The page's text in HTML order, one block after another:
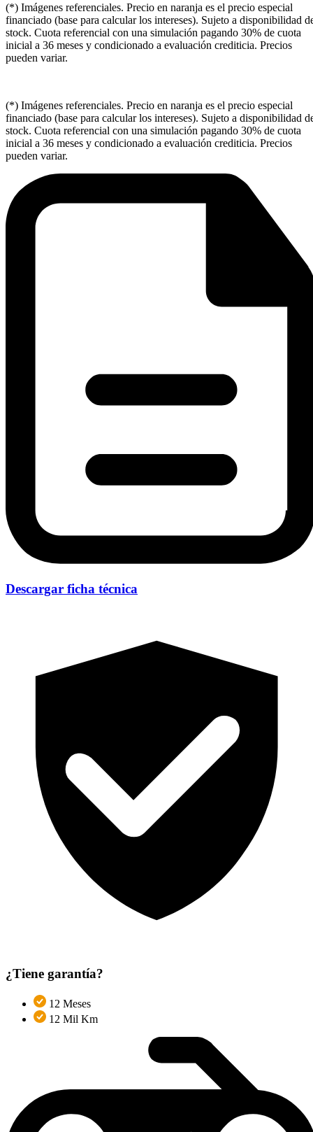
(*) Imágenes referenciales. Precio en naranja es el precio especial
financiado (base para calcular los intereses). Sujeto a disponibilidad
stock. Cuota referencial con una simulación pagando 30% de cuota
inicial a 36 meses y condicionado a evaluación crediticia. Precios
pueden variar.
(*) Imágenes referenciales. Precio en naranja es el precio especial
financiado (base para calcular los intereses). Sujeto a disponibilidad
stock. Cuota referencial con una simulación pagando 30% de cuota
inicial a 36 meses y condicionado a evaluación crediticia. Precios
pueden variar.
Descargar ficha técnica
¿Tiene garantía?
12 Meses
12 Mil Km